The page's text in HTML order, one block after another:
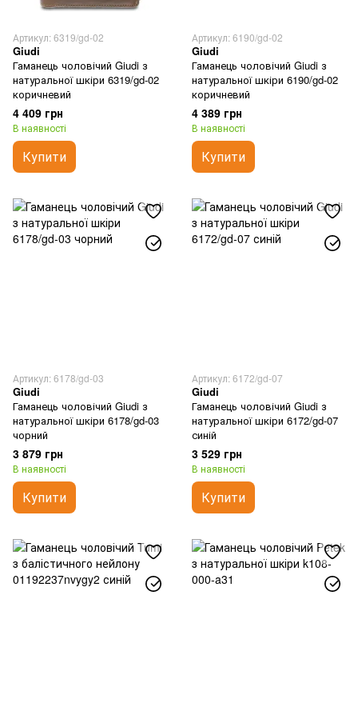
Артикул: 6319/gd-02
Giudi
Гаманець чоловічий Giudi з
натуральної шкіри 6319/gd-02
коричневий
4 409 грн
В наявності
Купити
Артикул: 6190/gd-02
Giudi
Гаманець чоловічий Giudi з
натуральної шкіри 6190/gd-02
коричневий
4 389 грн
В наявності
Купити
Артикул: 6178/gd-03
Giudi
Гаманець чоловічий Giudi з
натуральної шкіри 6178/gd-03
чорний
3 879 грн
В наявності
Купити
Артикул: 6172/gd-07
Giudi
Гаманець чоловічий Giudi з
натуральної шкіри 6172/gd-07
синій
3 529 грн
В наявності
Купити